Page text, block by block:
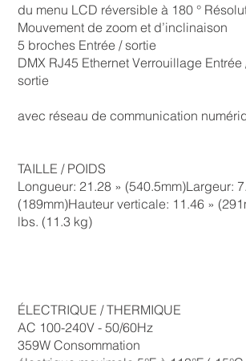
du menu LCD réversible à 180 °
Mouvement de zoom et d’inclinaison
5 broches Entrée / sortie
DMX RJ45 Ethernet Verrouillage Entrée
sortie
avec réseau de communication
TAILLE / POIDS
Longueur: 21.28 » (540.5mm)Largeur:
(189mm)Hauteur verticale: 11.46 »
lbs. (11.3 kg)
ÉLECTRIQUE / THERMIQUE
AC 100-240V - 50/60Hz
359W Consommation